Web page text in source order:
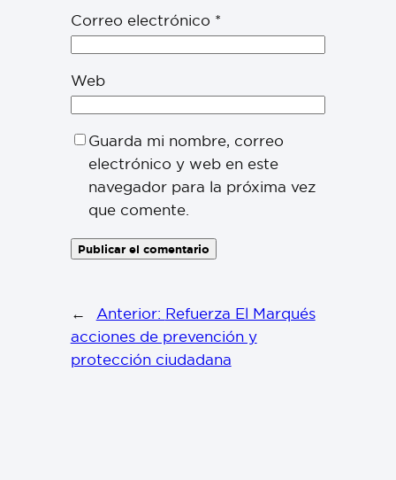
Correo electrónico *
Web
Guarda mi nombre, correo
electrónico y web en este
navegador para la próxima vez
que comente.
← Anterior: Refuerza El Marqués
acciones de prevención y
protección ciudadana